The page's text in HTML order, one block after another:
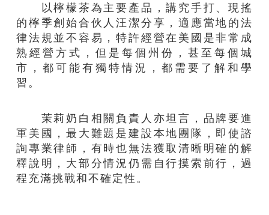
以檸檬茶為主要產品，講究手打、現搖
的檸季創始合伙人汪潔分享，適應當地的法
律法規並不容易，特許經營在美國是非常成
熟經營方式，但是每個州份，甚至每個城
市，都可能有獨特情況，都需要了解和學
習。
茉莉奶白相關負責人亦坦言，品牌要進
軍美國，最大難題是建設本地團隊，即使諮
詢專業律師，有時也無法獲取清晰明確的解
釋說明，大部分情況仍需自行摸索前行，過
程充滿挑戰和不確定性。